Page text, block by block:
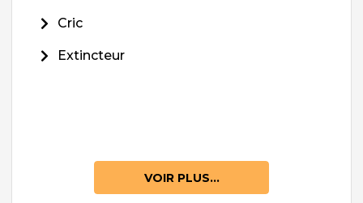
Cric
Extincteur
VOIR PLUS...